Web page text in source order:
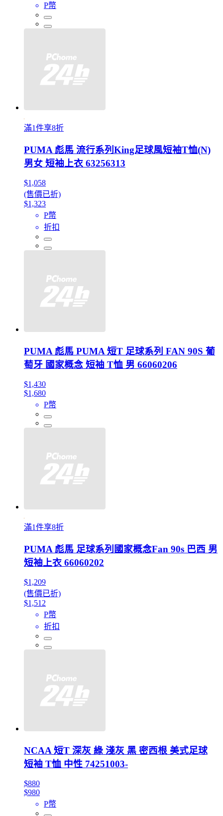
P幣
滿1件享8折
PUMA 彪馬 流行系列King足球風短袖T恤(N)
男女 短袖上衣 63256313
$1,058
(售價已折)
$1,323
P幣
折扣
PUMA 彪馬 PUMA 短T 足球系列 FAN 90S 葡
萄牙 國家概念 短袖 T恤 男 66060206
$1,430
$1,680
P幣
滿1件享8折
PUMA 彪馬 足球系列國家概念Fan 90s 巴西 男
短袖上衣 66060202
$1,209
(售價已折)
$1,512
P幣
折扣
NCAA 短T 深灰 綠 淺灰 黑 密西根 美式足球
短袖 T恤 中性 74251003-
$880
$980
P幣